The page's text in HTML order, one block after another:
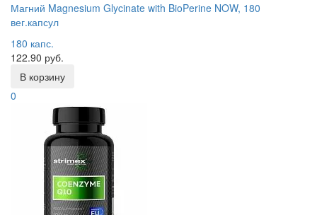
Магний Magnesium Glycinate with BioPerine NOW, 180
вег.капсул
180 капс.
122.90 руб.
В корзину
0